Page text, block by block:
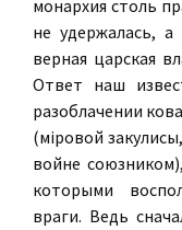
монархия столь
не удержалась,
верная царская
Ответ наш
разоблачении
(мiровой
войне
которыми
враги. Ведь